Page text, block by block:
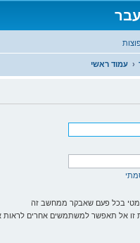
עמוד ראשי
בכל פעם שאבקר ממחשב זה
זו אל תאפשר למשתמשים אחרים לראות